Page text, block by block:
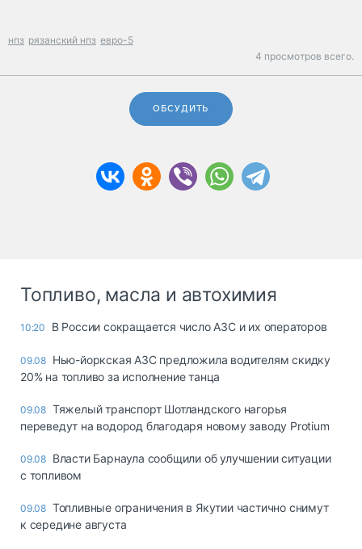
нпз рязанский нпз евро-5
4 просмотров всего.
ОБСУДИТЬ
Топливо, масла и автохимия
10:20 В России сокращается число АЗС и их операторов
09.08 Нью-йоркская АЗС предложила водителям скидку
20% на топливо за исполнение танца
09.08 Тяжелый транспорт Шотландского нагорья
переведут на водород благодаря новому заводу Protium
09.08 Власти Барнаула сообщили об улучшении ситуации
с топливом
09.08 Топливные ограничения в Якутии частично снимут
к середине августа